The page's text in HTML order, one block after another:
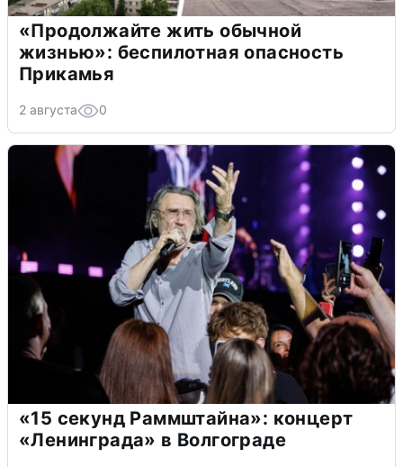
«Продолжайте жить обычной
жизнью»: беспилотная опасность
Прикамья
2 августа 0
«15 секунд Раммштайна»: концерт
«Ленинграда» в Волгограде